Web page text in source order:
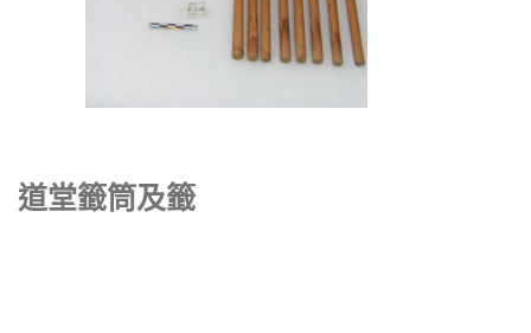
道堂籤筒及籤